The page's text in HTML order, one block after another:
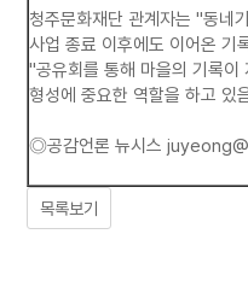
청주문화재단 관계자는 "동네
사업 종료 이후에도 이어온 기
"공유회를 통해 마을의 기록이
형성에 중요한 역할을 하고 있
◎공감언론 뉴시스
목록보기